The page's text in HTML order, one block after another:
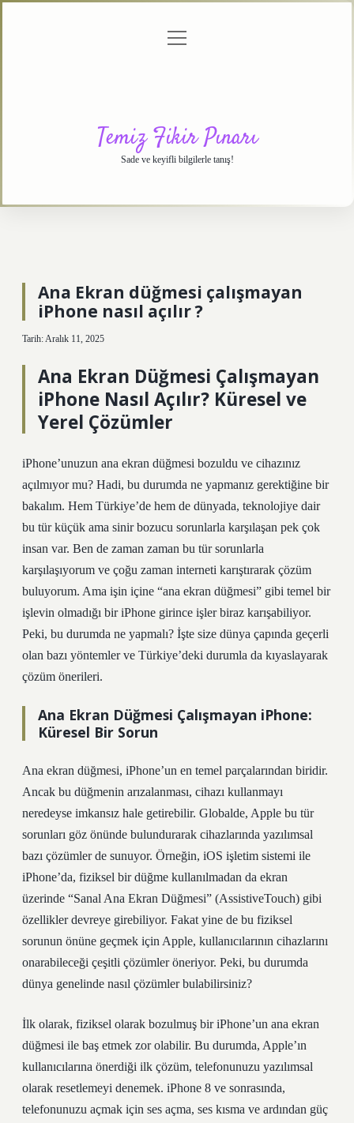
menüyü
Temiz Fikir Pınarı
Sade ve keyifli bilgilerle tanış!
Ana Ekran düğmesi çalışmayan
iPhone nasıl açılır ?
Tarih: Aralık 11, 2025
Ana Ekran Düğmesi Çalışmayan
iPhone Nasıl Açılır? Küresel ve
Yerel Çözümler
iPhone’unuzun ana ekran düğmesi bozuldu ve cihazınız
açılmıyor mu? Hadi, bu durumda ne yapmanız gerektiğine bir
bakalım. Hem Türkiye’de hem de dünyada, teknolojiye dair
bu tür küçük ama sinir bozucu sorunlarla karşılaşan pek çok
insan var. Ben de zaman zaman bu tür sorunlarla
karşılaşıyorum ve çoğu zaman interneti karıştırarak çözüm
buluyorum. Ama işin içine “ana ekran düğmesi” gibi temel bir
işlevin olmadığı bir iPhone girince işler biraz karışabiliyor.
Peki, bu durumda ne yapmalı? İşte size dünya çapında geçerli
olan bazı yöntemler ve Türkiye’deki durumla da kıyaslayarak
çözüm önerileri.
Ana Ekran Düğmesi Çalışmayan iPhone:
Küresel Bir Sorun
Ana ekran düğmesi, iPhone’un en temel parçalarından biridir.
Ancak bu düğmenin arızalanması, cihazı kullanmayı
neredeyse imkansız hale getirebilir. Globalde, Apple bu tür
sorunları göz önünde bulundurarak cihazlarında yazılımsal
bazı çözümler de sunuyor. Örneğin, iOS işletim sistemi ile
iPhone’da, fiziksel bir düğme kullanılmadan da ekran
üzerinde “Sanal Ana Ekran Düğmesi” (AssistiveTouch) gibi
özellikler devreye girebiliyor. Fakat yine de bu fiziksel
sorunun önüne geçmek için Apple, kullanıcılarının cihazlarını
onarabileceği çeşitli çözümler öneriyor. Peki, bu durumda
dünya genelinde nasıl çözümler bulabilirsiniz?
İlk olarak, fiziksel olarak bozulmuş bir iPhone’un ana ekran
düğmesi ile baş etmek zor olabilir. Bu durumda, Apple’ın
kullanıcılarına önerdiği ilk çözüm, telefonunuzu yazılımsal
olarak resetlemeyi denemek. iPhone 8 ve sonrasında,
telefonunuzu açmak için ses açma, ses kısma ve ardından güç